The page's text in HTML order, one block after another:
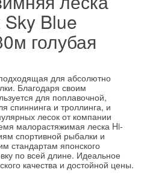
Blue
голубая
для абсолютно
Благодаря своим
для поплавочной,
спиннинга и троллинга, и
лесок от компании
малорастяжимая леска Hi-
спортивной рыбалки и
стандартам японского
по всей длине. Идеальное
качества и достойной цены.